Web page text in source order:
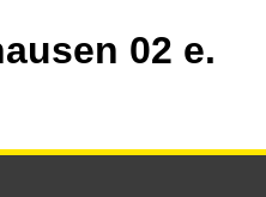
02 e.